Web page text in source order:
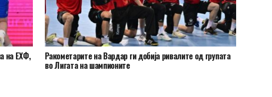
на ЕХФ, Ракометарите на Вардар ги добија ривалите од групата
во Лигата на шампионите